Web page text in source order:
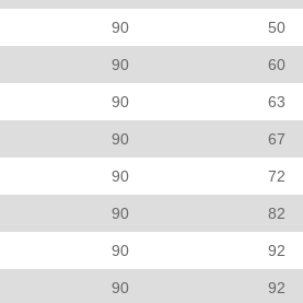
90 50
90 60
90 63
90 67
90 72
90 82
90 92
90 92